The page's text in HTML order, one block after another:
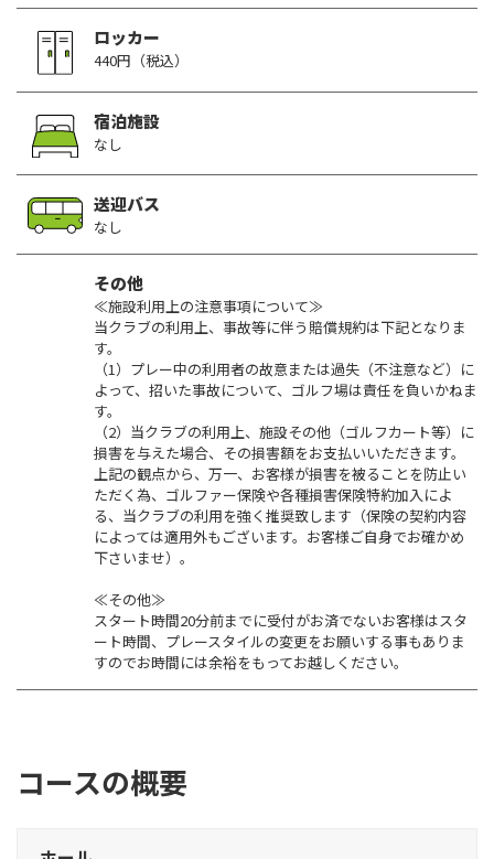
ロッカー
440円（税込）
宿泊施設
なし
送迎バス
なし
その他
≪施設利用上の注意事項について≫
当クラブの利用上、事故等に伴う賠償規約は下記となりま
す。
（1）プレー中の利用者の故意または過失（不注意など）に
よって、招いた事故について、ゴルフ場は責任を負いかねま
す。
（2）当クラブの利用上、施設その他（ゴルフカート等）に
損害を与えた場合、その損害額をお支払いいただきます。
上記の観点から、万一、お客様が損害を被ることを防止い
ただく為、ゴルファー保険や各種損害保険特約加入によ
る、当クラブの利用を強く推奨致します（保険の契約内容
によっては適用外もございます。お客様ご自身でお確かめ
下さいませ）。
≪その他≫
スタート時間20分前までに受付がお済でないお客様はスタ
ート時間、プレースタイルの変更をお願いする事もありま
すのでお時間には余裕をもってお越しください。
コースの概要